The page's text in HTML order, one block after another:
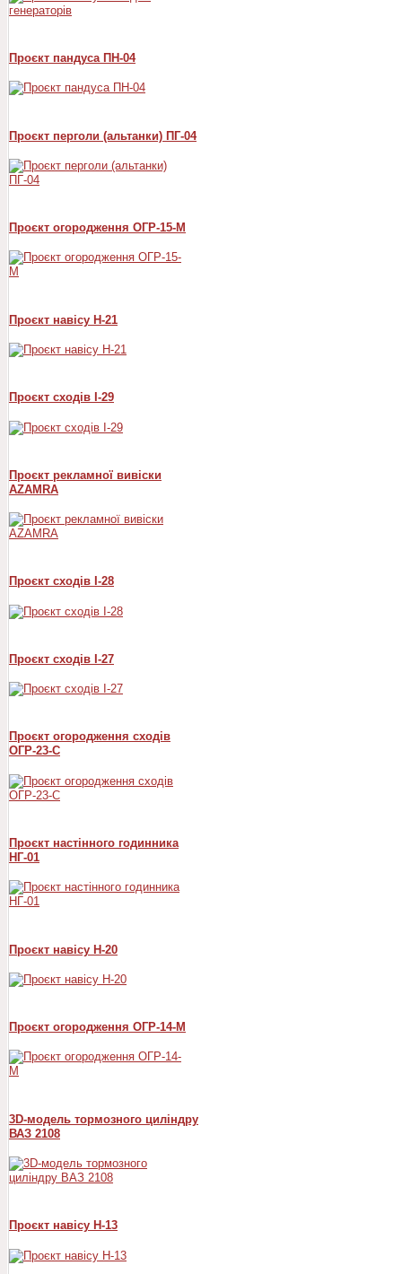
Проєкт пандуса ПН-04
Проєкт перголи (альтанки) ПГ-04
Проєкт огородження ОГР-15-М
Проєкт навісу Н-21
Проєкт сходів I-29
Проєкт рекламної вивіски
AZAMRA
Проєкт сходів I-28
Проєкт сходів I-27
Проєкт огородження сходів
ОГР-23-С
Проєкт настінного годинника
НГ-01
Проєкт навісу Н-20
Проєкт огородження ОГР-14-М
3D-модель тормозного циліндру
ВАЗ 2108
Проєкт навісу Н-13